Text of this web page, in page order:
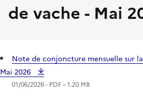
de vache - Mai
Note de conjoncture mensuelle sur
Mai 2026
01/06/2026 - PDF– 1.20 MB